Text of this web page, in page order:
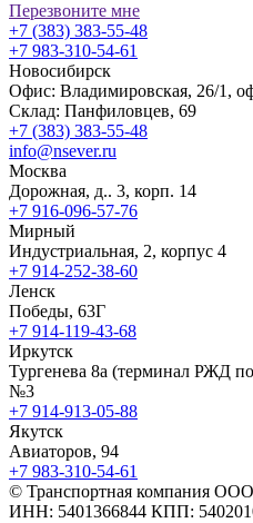
Перезвоните мне
+7 (383) 383-55-48
+7 983-310-54-61
Новосибирск
Офис: Владимировская, 26/1,
Склад: Панфиловцев, 69
+7 (383) 383-55-48
info@nsever.ru
Москва
Дорожная, д.. 3, корп. 14
+7 916-096-57-76
Мирный
Индустриальная, 2, корпус 4
+7 914-252-38-60
Ленск
Победы, 63Г
+7 914-119-43-68
Иркутск
Тургенева 8а (терминал РЖД
№3
+7 914-913-05-88
Якутск
Авиаторов, 94
+7 983-310-54-61
© Транспортная компания
ИНН: 5401366844 КПП: